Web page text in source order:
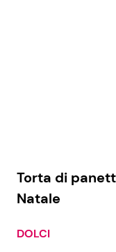
Torta di
Natale
DOLCI